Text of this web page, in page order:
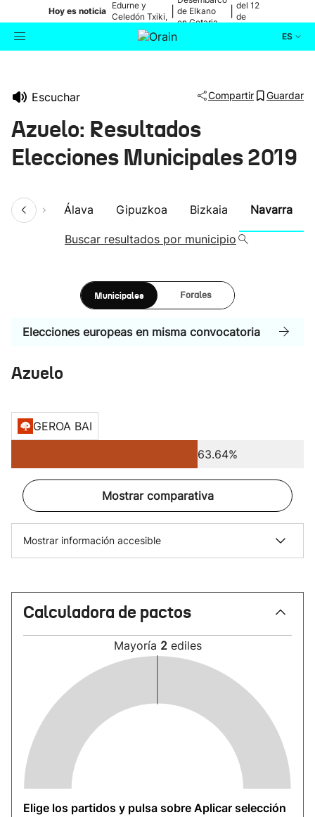
Hoy es noticia
Edurne y
Celedón Txiki,
en directo
de Elkano
en Getaria
del 12
de
ES
Cultura
Escuchar Compartir Guardar
Azuelo: Resultados
Elecciones Municipales 2019
Álava Gipuzkoa Bizkaia Navarra
Buscar resultados por municipio
Municipales Forales
Elecciones europeas en misma convocatoria
Azuelo
GEROA BAI
63.64%
Mostrar comparativa
Mostrar información accesible
Calculadora de pactos
Mayoría 2 ediles
Elige los partidos y pulsa sobre Aplicar selección